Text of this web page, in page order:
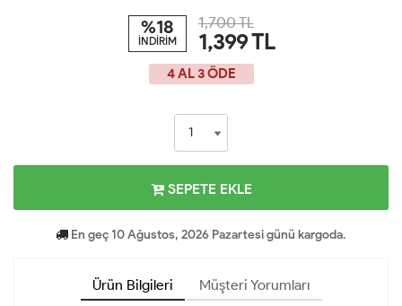
%18
İNDİRİM
1,700 TL
1,399TL
4 AL 3 ÖDE
SEPETE EKLE
En geç 10 Ağustos, 2026 Pazartesi günü kargoda.
Ürün Bilgileri Müşteri Yorumları